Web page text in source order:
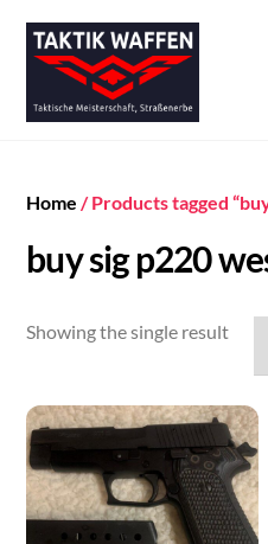
content
Home / Products tagged
buy sig p220
Showing the single result